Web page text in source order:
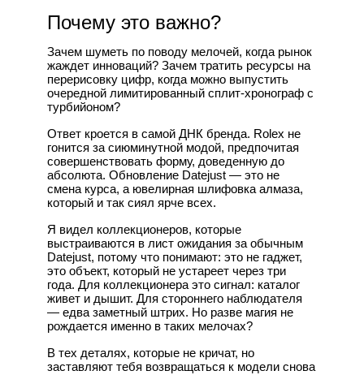
Почему это важно?
Зачем шуметь по поводу мелочей, когда рынок
жаждет инноваций? Зачем тратить ресурсы на
перерисовку цифр, когда можно выпустить
очередной лимитированный сплит-хронограф с
турбийоном?
Ответ кроется в самой ДНК бренда. Rolex не
гонится за сиюминутной модой, предпочитая
совершенствовать форму, доведенную до
абсолюта. Обновление Datejust — это не
смена курса, а ювелирная шлифовка алмаза,
который и так сиял ярче всех.
Я видел коллекционеров, которые
выстраиваются в лист ожидания за обычным
Datejust, потому что понимают: это не гаджет,
это объект, который не устареет через три
года. Для коллекционера это сигнал: каталог
живет и дышит. Для стороннего наблюдателя
— едва заметный штрих. Но разве магия не
рождается именно в таких мелочах?
В тех деталях, которые не кричат, но
заставляют тебя возвращаться к модели снова